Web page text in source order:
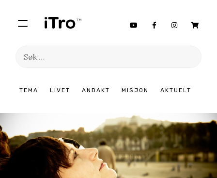
TEMA LIVET ANDAKT MISJON AKTUELT
Søk
innhold